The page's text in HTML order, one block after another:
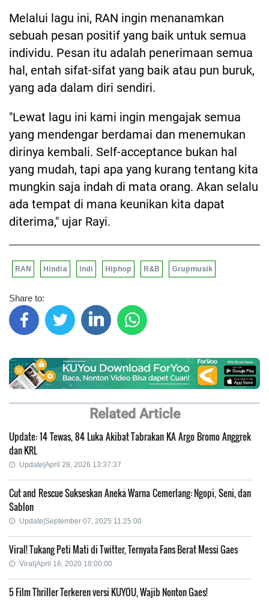
Melalui lagu ini, RAN ingin menanamkan
sebuah pesan positif yang baik untuk semua
individu. Pesan itu adalah penerimaan semua
hal, entah sifat-sifat yang baik atau pun buruk,
yang ada dalam diri sendiri.
"Lewat lagu ini kami ingin mengajak semua
yang mendengar berdamai dan menemukan
dirinya kembali. Self-acceptance bukan hal
yang mudah, tapi apa yang kurang tentang kita
mungkin saja indah di mata orang. Akan selalu
ada tempat di mana keunikan kita dapat
diterima," ujar Rayi.
RAN Hindia Indi Hiphop R&B Grupmusik
Share to:
Related Article
Update: 14 Tewas, 84 Luka Akibat Tabrakan KA Argo Bromo Anggrek
dan KRL
Update|April 28, 2026 13:37:37
Cut and Rescue Sukseskan Aneka Warna Cemerlang: Ngopi, Seni, dan
Sablon
Update|September 07, 2025 11:25:00
Viral! Tukang Peti Mati di Twitter, Ternyata Fans Berat Messi Gaes
Viral|April 16, 2020 18:00:00
5 Film Thriller Terkeren versi KUYOU, Wajib Nonton Gaes!